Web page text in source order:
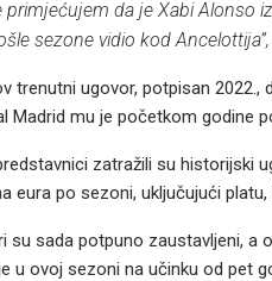
primjećujem da je Xabi Alonso
sezone vidio kod
trenutni ugovor, potpisan
Madrid mu je početkom godine
zatražili su historijski
eura po sezoni, uključujući
su sada potpuno zaustavljeni, a
u ovoj sezoni na učinku od pet